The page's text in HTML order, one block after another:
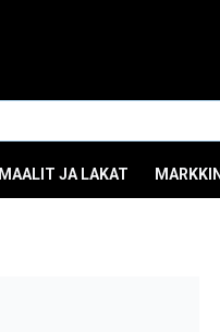
MAALIT JA LAKAT